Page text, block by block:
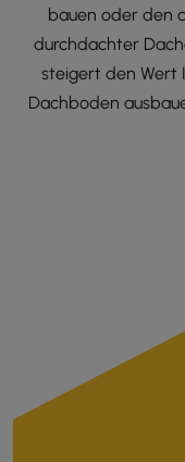
bauen oder den
durchdachter
steigert den Wert
Dachboden